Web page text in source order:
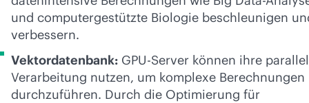
und computergestützte Biologie beschleunigen
verbessern.
Vektordatenbank: GPU-Server können ihre
Verarbeitung nutzen, um komplexe Berechnungen
durchzuführen. Durch die Optimierung für